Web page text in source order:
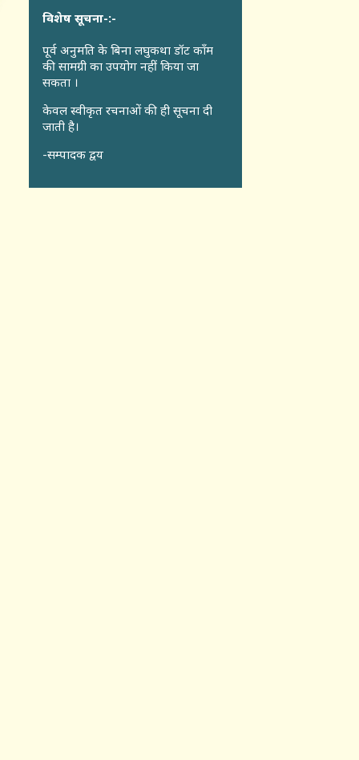
विशेष सूचना-:-
पूर्व अनुमति के बिना लघुकथा डॉट कॉंम
की सामग्री का उपयोग नहीं किया जा
सकता ।
केवल स्वीकृत रचनाओं की ही सूचना दी
जाती है।
-सम्पादक द्वय